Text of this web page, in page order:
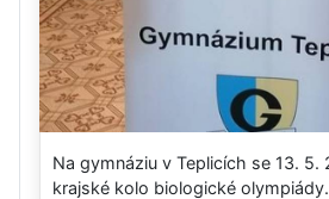
Na gymnáziu v Teplicích se 13. 5.
krajské kolo biologické